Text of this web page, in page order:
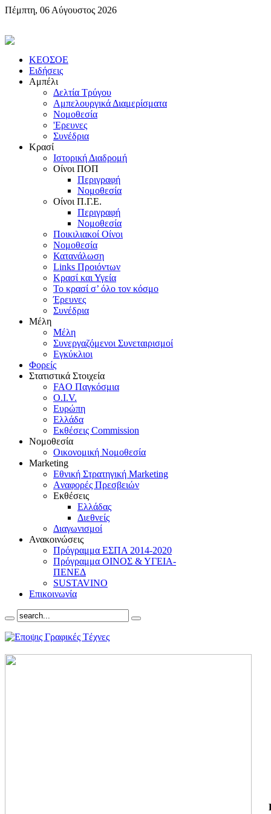
Πέμπτη, 06 Αύγουστος 2026
KEOΣOE
Ειδήσεις
Αμπέλι
Δελτία Τρύγου
Αμπελουργικά Διαμερίσματα
Nομοθεσία
'Eρευνες
Συνέδρια
Κρασί
Iστορική Διαδρομή
Oίνοι ΠOΠ
Περιγραφή
Nομοθεσία
Oίνοι Π.Γ.E.
Περιγραφή
Νομοθεσία
Ποικιλιακοί Oίνοι
Nομοθεσία
Κατανάλωση
Links Προιόντων
Κρασί και Υγεία
To κρασί σ’ όλο τον κόσμο
Έρευνες
Συνέδρια
Μέλη
Mέλη
Συνεργαζόμενοι Συνεταιρισμοί
Εγκύκλιοι
Φορείς
Στατιστικά Στοιχεία
FAO Παγκόσμια
O.I.V.
Ευρώπη
Ελλάδα
Eκθέσεις Commission
Νομοθεσία
Οικονομική Νομοθεσία
Marketing
Eθνική Στρατηγική Marketing
Aναφορές Πρεσβειών
Eκθέσεις
Eλλάδας
Διεθνείς
Διαγωνισμοί
Ανακοινώσεις
Πρόγραμμα ΕΣΠΑ 2014-2020
Πρόγραμμα ΟΙΝΟΣ & ΥΓΕΙΑ-
ΠΕΝΕΔ
SUSTAVINO
Επικοινωνία